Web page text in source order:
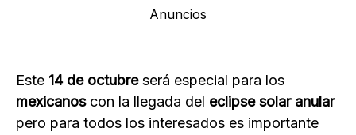
Anuncios
Este 14 de octubreserá especial para los
mexicanos con la llegada del eclipse solar anular
pero para todos los interesados es importante